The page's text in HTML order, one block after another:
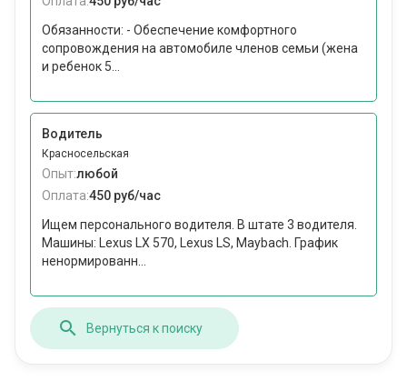
Обязанности: - Обеспечение комфортного
сопровождения на автомобиле членов семьи (жена
и ребенок 5...
Водитель
Красносельская
Опыт:любой
Оплата:450 руб/час
Ищем персонального водителя. В штате 3 водителя.
Машины: Lexus LX 570, Lexus LS, Maybach. График
ненормированн...
Вернуться к поиску